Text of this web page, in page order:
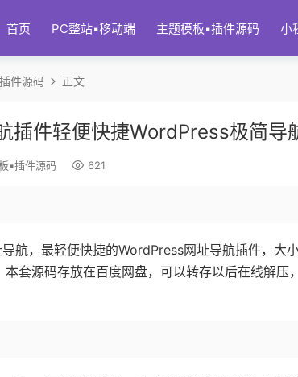
首页 PC整站▪移动端 主题模板▪插件源码 小
件源码 正文
插件轻便快捷WordPress极简
▪插件源码 621
航，最轻便快捷的WordPress网址导航插件，大
套源码存放在百度网盘，可以转存以后在线解压